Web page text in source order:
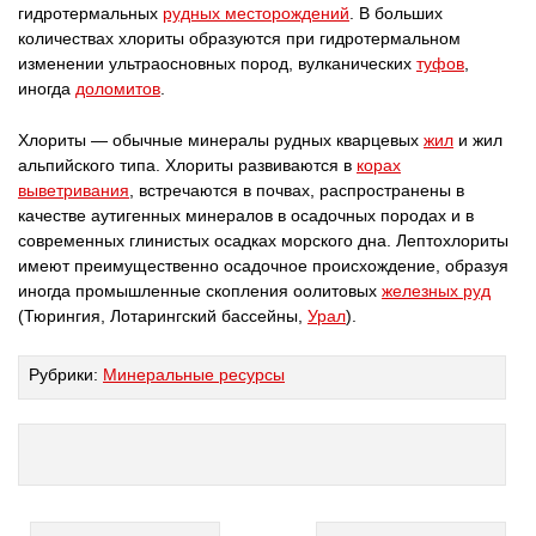
гидротермальных рудных месторождений . В больших
количествах хлориты образуются при гидротермальном
изменении ультраосновных пород, вулканических туфов
иногда доломитов
Хлориты — обычные минералы рудных кварцевых жил и жил
альпийского типа. Хлориты развиваются в корах
выветривания , встречаются в почвах, распространены в
качестве аутигенных минералов в осадочных породах и в
современных глинистых осадках морского дна. Лептохлориты
имеют преимущественно осадочное происхождение, образуя
иногда промышленные скопления оолитовых железных руд
(Тюрингия, Лотарингский бассейны, Урал).
Рубрики: Минеральные ресурсы